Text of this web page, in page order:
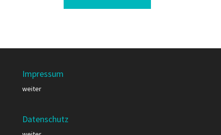
Impressum
weiter
Datenschutz